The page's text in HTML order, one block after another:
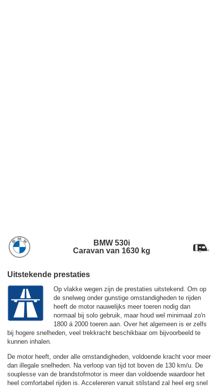
BMW 530i
Caravan van 1630 kg
Uitstekende prestaties
Op vlakke wegen zijn de prestaties uitstekend. Om op
de snelweg onder gunstige omstandigheden te rijden
heeft de motor nauwelijks meer toeren nodig dan
normaal bij solo gebruik, maar houd wel minimaal zo'n
1800 á 2000 toeren aan. Over het algemeen is er zelfs
bij hogere snelheden, veel trekkracht beschikbaar om bijvoorbeeld te
kunnen inhalen.
De motor heeft, onder alle omstandigheden, voldoende kracht voor meer
dan illegale snelheden. Na verloop van tijd tot boven de 130 km/u.
De
souplesse van de brandstofmotor is meer dan voldoende waardoor het
heel comfortabel rijden is. Accelereren vanuit stilstand zal heel erg snel